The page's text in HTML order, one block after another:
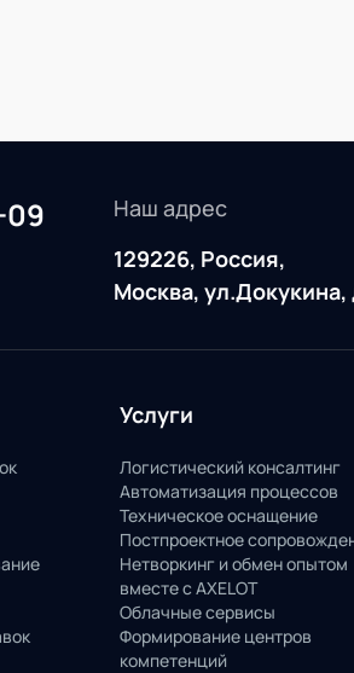
09
Наш адрес
129226, Россия,
Москва, ул.Докукина,
Услуги
Логистический консалтинг
Автоматизация процессов
Техническое оснащение
Постпроектное
Нетворкинг и обмен опытом
вместе с AXELOT
Облачные сервисы
Формирование центров
компетенций